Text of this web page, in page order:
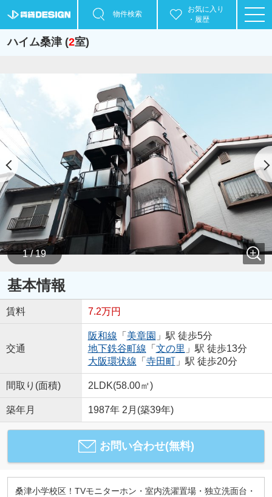
物件検索
お気に入り
・履歴
ハイム桑津 (2室)
1 / 19
基本情報
賃料 7.2万円
交通
阪和線 「 美章園 」駅 徒歩5分
地下鉄谷町線 「 文の里 」駅 徒歩13分
大阪環状線 「 寺田町」駅 徒歩20分
間取り(面積) 2LDK(58.00㎡)
築年月 1987年 2月(築39年)
お問い合わせ(無料)
桑津小学校区！TVモニターホン・室内洗濯置場・独立洗面台・